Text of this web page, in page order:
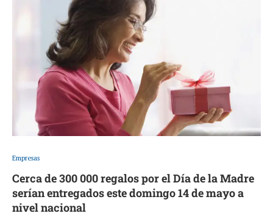
Empresas
Cerca de 300 000 regalos por el Día de la Madre
serían entregados este domingo 14 de mayo a
nivel nacional